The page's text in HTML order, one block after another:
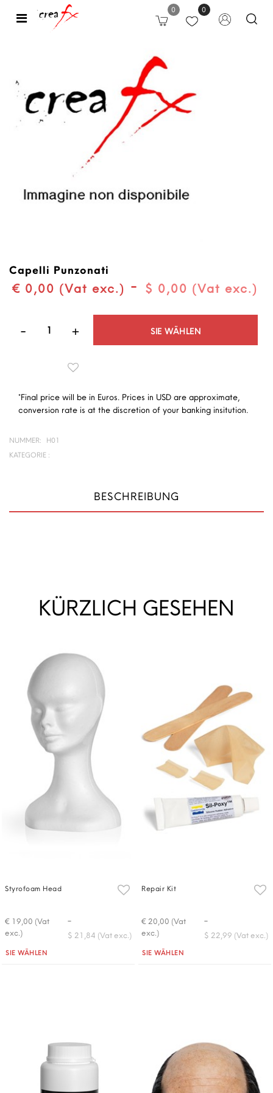
Open 0 0
Capelli Punzonati
€ 0,00 (Vat exc.) - $ 0,00 (Vat exc.)
SIE WÄHLEN
*Final price will be in Euros. Prices in USD are approximate,
conversion rate is at the discretion of your banking insitution.
NUMMER:
H01
KATEGORIE :
BESCHREIBUNG
KÜRZLICH GESEHEN
Styrofoam Head
€ 19,00 (Vat
exc.)
-
$ 21,84 (Vat exc.)
Quantità
SIE WÄHLEN
Repair Kit
€ 20,00 (Vat
exc.)
-
$ 22,99 (Vat exc.)
Quantità
SIE WÄHLEN